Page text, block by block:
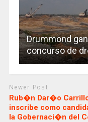
Drummond
concurso de
Newer Post
Rub�n Dar�o
inscribe como
la Gobernaci�n del